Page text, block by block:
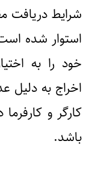
شرایط دریافت
استوار شده
خود را به
اخراج به دلیل
کارگر و
باشد.